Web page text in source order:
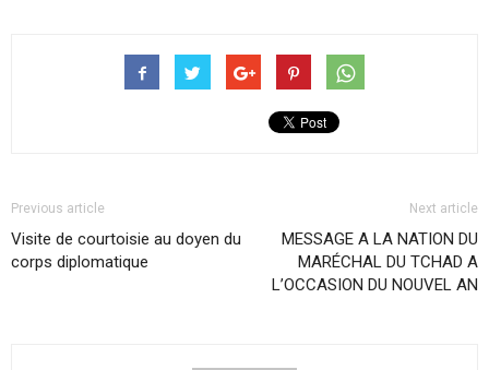
Previous article
Visite de courtoisie au doyen du
corps diplomatique
Next article
MESSAGE A LA NATION DU
MARÉCHAL DU TCHAD A
L’OCCASION DU NOUVEL AN